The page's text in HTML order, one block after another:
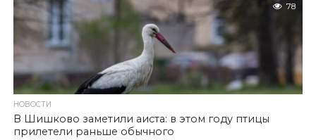
78
НОВОСТИ
В Шишково заметили аиста: в этом году птицы
прилетели раньше обычного